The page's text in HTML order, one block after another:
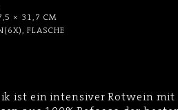
× 31,7 CM
FLASCHE
ist ein intensiver Rotwein mit